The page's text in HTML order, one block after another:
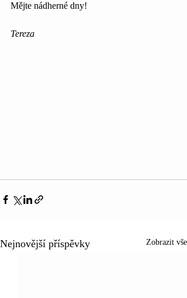
Mějte nádherné dny!
Tereza
Nejnovější příspěvky Zobrazit vše